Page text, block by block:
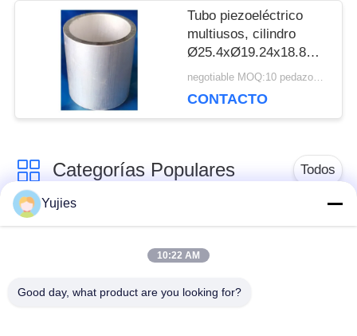
Tubo piezoeléctrico
multiusos, cilindro
Ø25.4xØ19.24x18.8mm
de Piezoceramic
negotiable MOQ:10 pedazos/pedazos
CONTACTO
Categorías Populares Todos
Transductor
Transductor
ultrasónico médico
transductor de la
Sensor llano
Yujies
10:22 AM
Good day, what product are you looking for?